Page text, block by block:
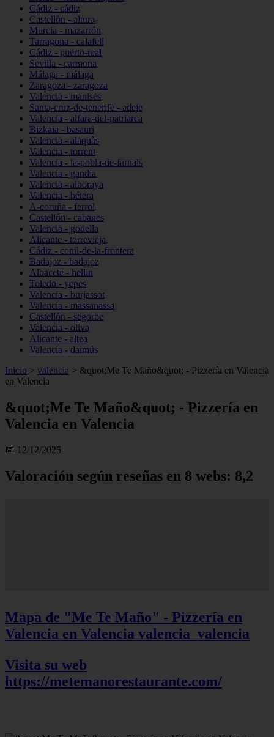
Cádiz - cádiz
Castellón - altura
Murcia - mazarrón
Tarragona - calafell
Cádiz - puerto-real
Sevilla - carmona
Málaga - málaga
Zaragoza - zaragoza
Valencia - manises
Santa-cruz-de-tenerife - adeje
Valencia - alfara-del-patriarca
Bizkaia - basauri
Valencia - alaquàs
Valencia - torrent
Valencia - la-pobla-de-farnals
Valencia - gandia
Valencia - alboraya
Valencia - bétera
A-coruña - ferrol
Castellón - cabanes
Valencia - godella
Alicante - torrevieja
Cádiz - conil-de-la-frontera
Badajoz - badajoz
Albacete - hellín
Toledo - yepes
Valencia - burjassot
Valencia - massanassa
Castellón - segorbe
Valencia - oliva
Alicante - altea
Valencia - daimús
Inicio > valencia > &quot;Me Te Maño&quot; - Pizzería en Valencia
en Valencia
&quot;Me Te Maño&quot; - Pizzería en
Valencia en Valencia
📅 12/12/2025
Valoración según reseñas en 8 webs: 8,2
Mapa de "Me Te Maño" - Pizzería en
Valencia en Valencia valencia_valencia
Visita su web
https://metemanorestaurante.com/